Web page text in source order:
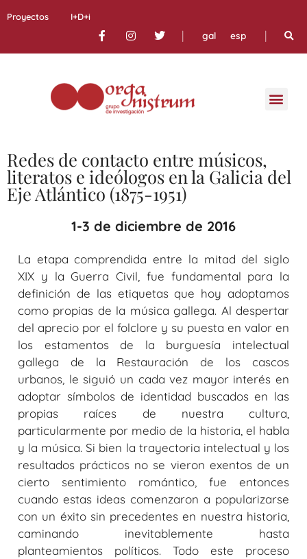
Proyectos I+D+i
| gal esp |
Redes de contacto entre músicos,
literatos e ideólogos en la Galicia del
Eje Atlántico (1875-1951)
1-3 de diciembre de 2016
La etapa comprendida entre la mitad del siglo
XIX y la Guerra Civil, fue fundamental para la
definición de las etiquetas que hoy adoptamos
como propias de la música gallega. Al despertar
del aprecio por el folclore y su puesta en valor en
los estamentos de la burguesía intelectual
gallega de la Restauración de los cascos
urbanos, le siguió un cada vez mayor interés en
adoptar símbolos de identidad buscados en las
propias raíces de nuestra cultura,
particularmente por medio de la historia, el habla
y la música. Si bien la trayectoria intelectual y los
resultados prácticos no se vieron exentos de un
cierto sentimiento romántico, fue entonces
cuando estas ideas comenzaron a popularizarse
con un éxito sin precedentes en nuestra historia,
caminando inevitablemente hasta
planteamientos políticos. Todo este proceso